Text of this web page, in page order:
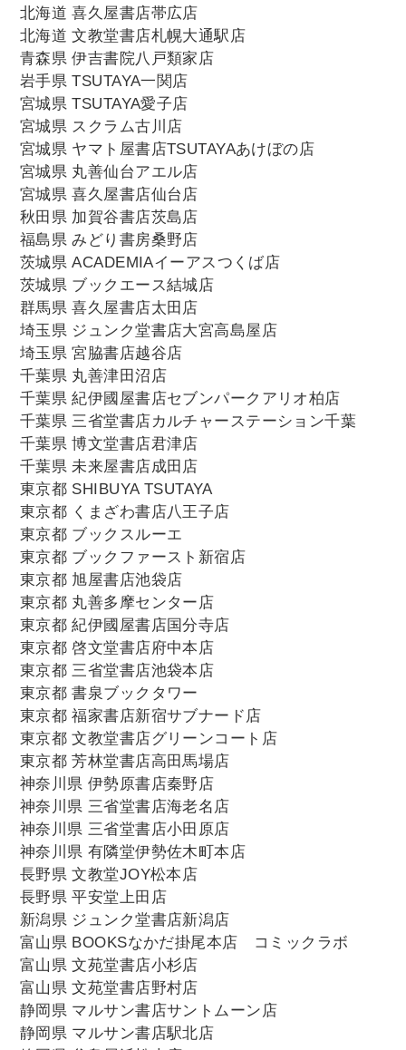
北海道 喜久屋書店帯広店
北海道 文教堂書店札幌大通駅店
青森県 伊吉書院八戸類家店
岩手県 TSUTAYA一関店
宮城県 TSUTAYA愛子店
宮城県 スクラム古川店
宮城県 ヤマト屋書店TSUTAYAあけぼの店
宮城県 丸善仙台アエル店
宮城県 喜久屋書店仙台店
秋田県 加賀谷書店茨島店
福島県 みどり書房桑野店
茨城県 ACADEMIAイーアスつくば店
茨城県 ブックエース結城店
群馬県 喜久屋書店太田店
埼玉県 ジュンク堂書店大宮高島屋店
埼玉県 宮脇書店越谷店
千葉県 丸善津田沼店
千葉県 紀伊國屋書店セブンパークアリオ柏店
千葉県 三省堂書店カルチャーステーション千葉
千葉県 博文堂書店君津店
千葉県 未来屋書店成田店
東京都 SHIBUYA TSUTAYA
東京都 くまざわ書店八王子店
東京都 ブックスルーエ
東京都 ブックファースト新宿店
東京都 旭屋書店池袋店
東京都 丸善多摩センター店
東京都 紀伊國屋書店国分寺店
東京都 啓文堂書店府中本店
東京都 三省堂書店池袋本店
東京都 書泉ブックタワー
東京都 福家書店新宿サブナード店
東京都 文教堂書店グリーンコート店
東京都 芳林堂書店高田馬場店
神奈川県 伊勢原書店秦野店
神奈川県 三省堂書店海老名店
神奈川県 三省堂書店小田原店
神奈川県 有隣堂伊勢佐木町本店
長野県 文教堂JOY松本店
長野県 平安堂上田店
新潟県 ジュンク堂書店新潟店
富山県 BOOKSなかだ掛尾本店 コミックラボ
富山県 文苑堂書店小杉店
富山県 文苑堂書店野村店
静岡県 マルサン書店サントムーン店
静岡県 マルサン書店駅北店